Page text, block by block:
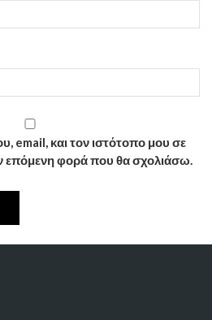
email, και τον ιστότοπο μου σε
επόμενη φορά που θα σχολιάσω.